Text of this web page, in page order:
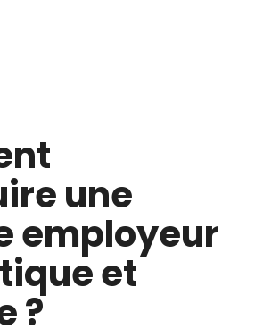
une
employeur
et
?